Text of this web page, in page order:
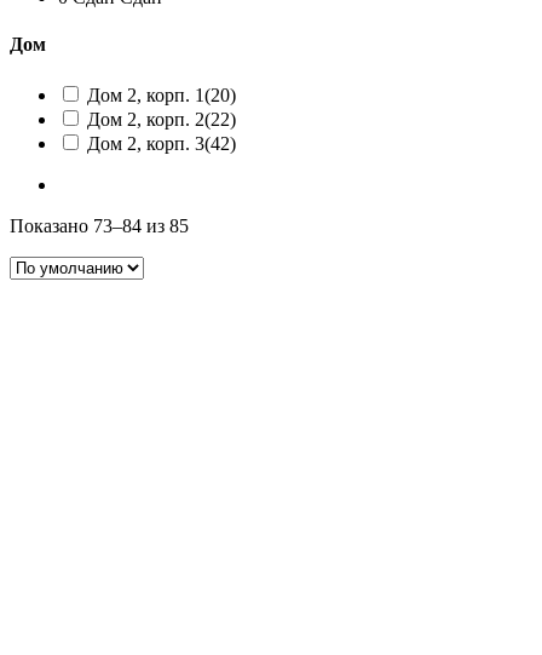
Дом
Дом 2, корп. 1(20)
Дом 2, корп. 2(22)
Дом 2, корп. 3(42)
Показано 73–84 из 85